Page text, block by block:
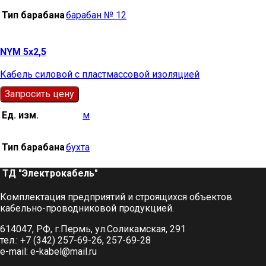
Тип барабанабарабан № 12
NYM 5х2,5
Кабель силовой с пластмассовой изоляцией
Запросить цену
Ед. изм.
м
Тип барабанабухта
ТД "Электрокабель"​
Комплектация предприятий и строящихся объектов
кабельно-проводниковой продукцией.
614047, РФ, г.Пермь, ул.Соликамская, 291
тел.: +7 (342) 257-69-26, 257-69-28
e-mail: e-kabel@mail.ru